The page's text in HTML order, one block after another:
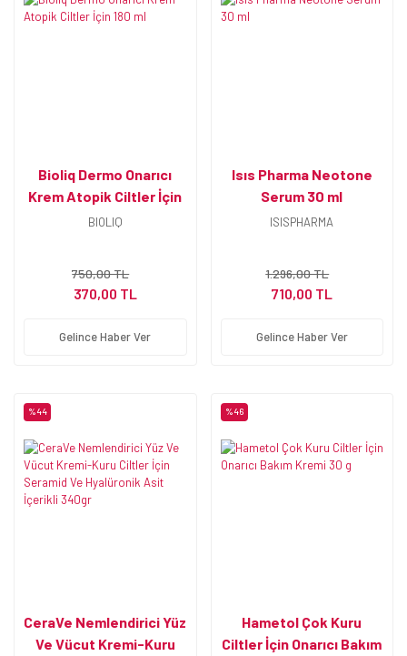
Bioliq Dermo Onarıcı
Krem Atopik Ciltler İçin
180 ml
BIOLIQ
750,00 TL
370,00 TL
Gelince Haber Ver
Isıs Pharma Neotone
Serum 30 ml
ISISPHARMA
1.296,00 TL
710,00 TL
Gelince Haber Ver
%44
CeraVe Nemlendirici Yüz
Ve Vücut Kremi-Kuru
%46
Hametol Çok Kuru
Ciltler İçin Onarıcı Bakım